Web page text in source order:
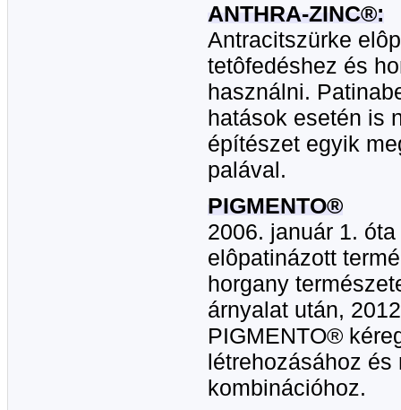
ANTHRA-ZINC®:
Antracitszürke
tetôfedéshez és
használni.
hatások esetén is
építészet egyik
palával.
PIGMENTO®
2006. január 1.
elôpatinázott
horgany
árnyalat után,
PIGMENTO®
létrehozásához
kombinációhoz.